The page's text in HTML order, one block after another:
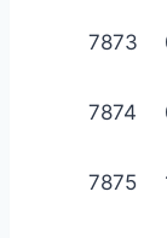
7873
7874
7875